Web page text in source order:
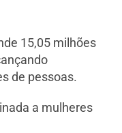
15,05 milhões
de pessoas.
a mulheres